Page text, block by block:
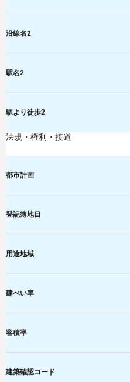
沿線名2
駅名2
駅より徒歩2
法規・権利・接道
都市計画
登記簿地目
用途地域
建ぺい率
容積率
建築確認コード